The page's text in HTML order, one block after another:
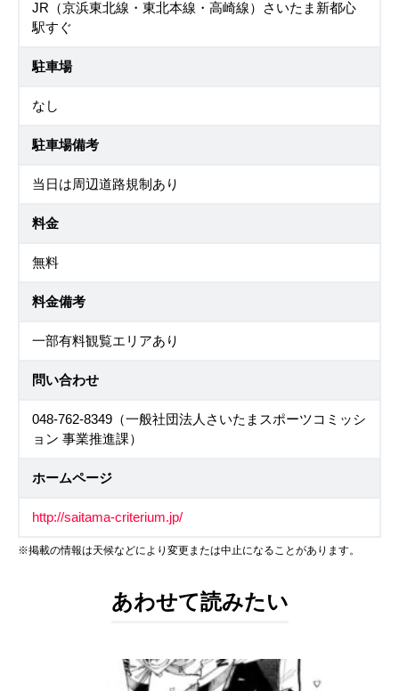
JR（京浜東北線・東北本線・高崎線）さいたま新都心
駅すぐ
駐車場
なし
駐車場備考
当日は周辺道路規制あり
料金
無料
料金備考
一部有料観覧エリアあり
問い合わせ
048-762-8349（一般社団法人さいたまスポーツコミッシ
ョン 事業推進課）
ホームページ
http://saitama-criterium.jp/
※掲載の情報は天候などにより変更または中止になることがあります。
あわせて読みたい